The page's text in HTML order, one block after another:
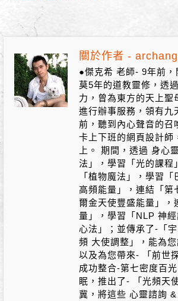
關於作者 -
●傑克希 老師- 9年前
莫5年的道教靈修，透
力，曾為東方的天上
進行辦事服務，領有
前，聽到內心聲音的召
卡上下班的網頁設計師
上。 期間，透過 身心
法」，學習「光的課程
「植物魔法」，學習
高頻能量」，連結「第
爾金天使豐盛能量」，
量」，學習「NLP 神
心法」；並傳承了-「
頻 大使調整」，能為
以及為您帶來- 「前世
成功整合-第七密度百
眠，推出了- 「光頻天
冀，將這些 心靈諮詢